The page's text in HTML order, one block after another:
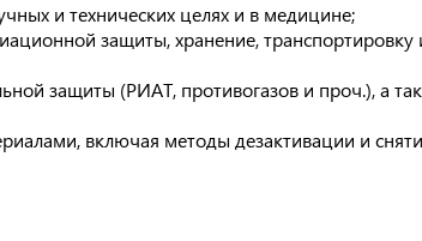
и технических целях и в медицине;
защиты, хранение, транспортировку
защиты (РИАТ, противогазов и проч.), а
включая методы дезактивации и